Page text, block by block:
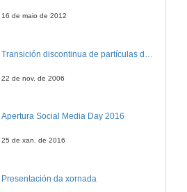
panorámica das políticas lingüísticas das televisións en linguas minorizadas
16 de maio de 2012
22 de nov. de 2006
Apertura Social Media Day 2016
25 de xan. de 2016
Presentación da xornada